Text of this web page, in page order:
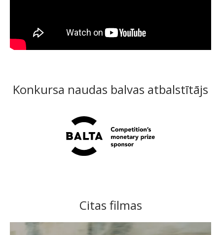
Konkursa naudas balvas atbalstītājs
Citas filmas